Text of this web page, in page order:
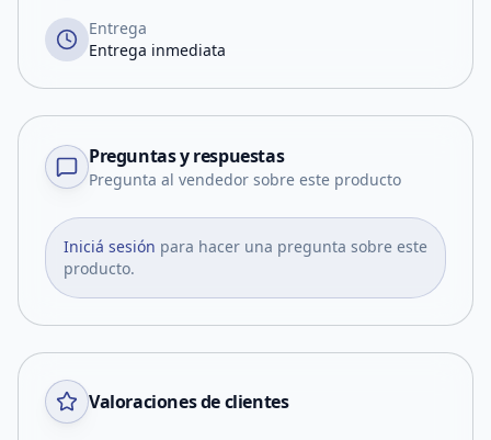
Entrega
Entrega inmediata
Preguntas y respuestas
Pregunta al vendedor sobre este producto
Iniciá sesión para hacer una pregunta sobre este
producto.
Valoraciones de clientes